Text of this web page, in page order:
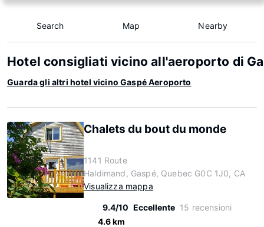
Search Map Nearby
Hotel consigliati vicino all'aeroporto di
Guarda gli altri hotel vicino Gaspé Aeroporto
Chalets du bout du monde
1141 Route
Haldimand, Gaspé, Quebec G0C 1J0, CA
Visualizza mappa
9.4/10 Eccellente 15 recensioni
4.6 km